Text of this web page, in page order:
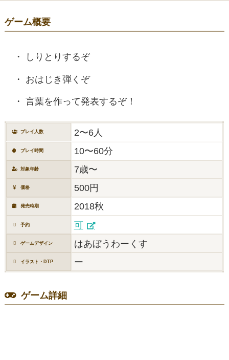
ゲーム概要
しりとりするぞ
おはじき弾くぞ
言葉を作って発表するぞ！
プレイ人数 2〜6人
プレイ時間 10〜60分
対象年齢 7歳〜
価格 500円
発売時期 2018秋
予約 可
ゲームデザイン はあぼうわーくす
イラスト・DTP ー
ゲーム詳細